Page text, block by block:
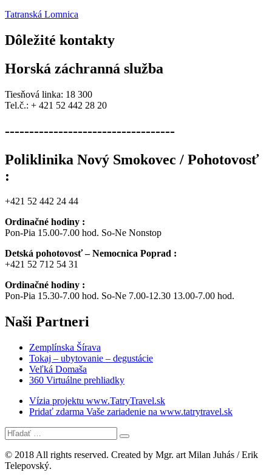
Tatranská Lomnica
Dôležité kontakty
Horská záchranná služba
Tiesňová linka: 18 300
Tel.č.: + 421 52 442 28 20
-----------------------------------
Poliklinika Nový Smokovec / Pohotovosť
:
+421 52 442 24 44
Ordinačné hodiny :
Pon-Pia 15.00-7.00 hod. So-Ne Nonstop
Detská pohotovosť – Nemocnica Poprad :
+421 52 712 54 31
Ordinačné hodiny :
Pon-Pia 15.30-7.00 hod. So-Ne 7.00-12.30 13.00-7.00 hod.
Naši Partneri
Zemplínska Šírava
Tokaj – ubytovanie – degustácie
Veľká Domaša
360 Virtuálne prehliadky
Vízia projektu www.TatryTravel.sk
Pridať zdarma Vaše zariadenie na www.tatrytravel.sk
© 2018 All rights reserved. Created by Mgr. art Milan Juhás / Erik
Telepovský.